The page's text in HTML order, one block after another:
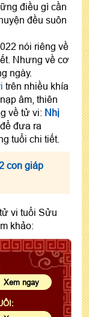
điều gì cần
đều suôn
nói riêng về
Nhưng về cơ
ngày.
trên nhiều khía
âm, thiên
về tử vi: Nhị
để đưa ra
tuổi chi tiết.
con giáp
vi tuổi Sửu
khảo: